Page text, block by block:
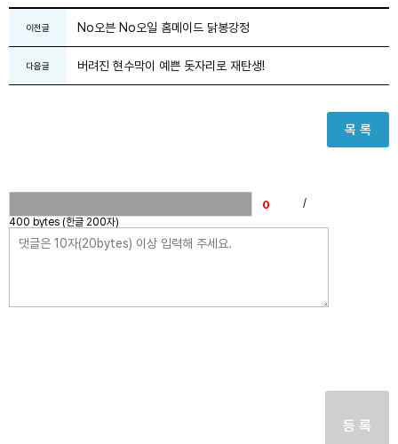
이전글 No오븐 No오일 홈메이드 닭봉강정
다음글 버려진 현수막이 예쁜 돗자리로 재탄생!
목 록
/
400 bytes (한글 200자)
등 록